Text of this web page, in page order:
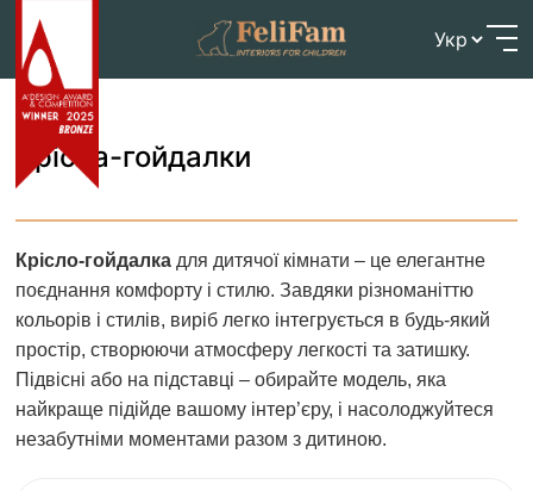
content
Головна Готові дитячі меблі>Крісла-гойдалки
Крісла-гойдалки
Крісло-гойдалка для дитячої кімнати – це елегантне
поєднання комфорту і стилю. Завдяки різноманіттю
кольорів і стилів, виріб легко інтегрується в будь-який
простір, створюючи атмосферу легкості та затишку.
Підвісні або на підставці – обирайте модель, яка
найкраще підійде вашому інтер’єру, і насолоджуйтеся
незабутніми моментами разом з дитиною.